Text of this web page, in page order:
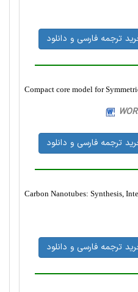
ترجمه فارسی و دانلود
Compact core model for
ترجمه فارسی و دانلود
Carbon Nanotubes: Synthesis,
ترجمه فارسی و دانلود